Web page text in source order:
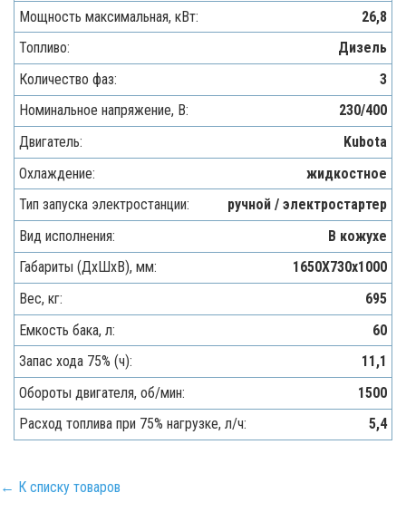
Мощность максимальная, кВт:
26,8
Топливо:
Дизель
Количество фаз:
3
Номинальное напряжение, В:
230/400
Двигатель:
Kubota
Охлаждение:
жидкостное
Тип запуска электростанции:
ручной / электростартер
Вид исполнения:
В кожухе
Габариты (ДхШхВ), мм:
1650Х730х1000
Вес, кг:
695
Емкость бака, л:
60
Запас хода 75% (ч):
11,1
Обороты двигателя, об/мин:
1500
Расход топлива при 75% нагрузке, л/ч:
5,4
← К списку товаров